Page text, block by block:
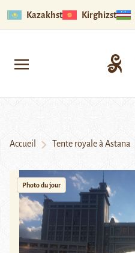
Kazakhstan Kirghizstan
Accueil Tente royale à Astana
Photo du jour